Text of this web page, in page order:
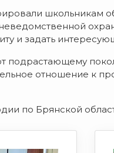
школьникам
и задать
подрастающему
отношение к
по Брянской